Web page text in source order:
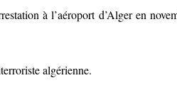
à l’aéroport d’Alger en
algérienne.